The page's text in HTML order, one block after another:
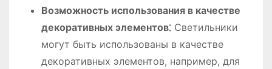
Возможность использования в качестве
декоративных элементов⁚Светильники
могут быть использованы в качестве
декоративных элементов, например, для